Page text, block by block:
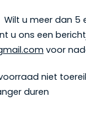
u meer dan 5
u ons een
voor
niet
duren